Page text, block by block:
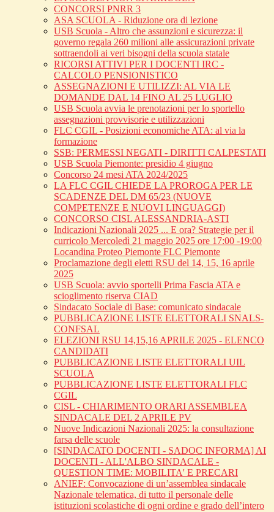
CONCORSI PNRR 3
ASA SCUOLA - Riduzione ora di lezione
USB Scuola - Altro che assunzioni e sicurezza: il
governo regala 260 milioni alle assicurazioni private
sottraendoli ai veri bisogni della scuola statale
RICORSI ATTIVI PER I DOCENTI IRC -
CALCOLO PENSIONISTICO
ASSEGNAZIONI E UTILIZZI: AL VIA LE
DOMANDE DAL 14 FINO AL 25 LUGLIO
USB Scuola avvia le prenotazioni per lo sportello
assegnazioni provvisorie e utilizzazioni
FLC CGIL - Posizioni economiche ATA: al via la
formazione
SSB: PERMESSI NEGATI - DIRITTI CALPESTATI
USB Scuola Piemonte: presidio 4 giugno
Concorso 24 mesi ATA 2024/2025
LA FLC CGIL CHIEDE LA PROROGA PER LE
SCADENZE DEL DM 65/23 (NUOVE
COMPETENZE E NUOVI LINGUAGGI)
CONCORSO CISL ALESSANDRIA-ASTI
Indicazioni Nazionali 2025 ... E ora? Strategie per il
curricolo Mercoledì 21 maggio 2025 ore 17:00 -19:00
Locandina Proteo Piemonte FLC Piemonte
Proclamazione degli eletti RSU del 14, 15, 16 aprile
2025
USB Scuola: avvio sportelli Prima Fascia ATA e
scioglimento riserva CIAD
Sindacato Sociale di Base: comunicato sindacale
PUBBLICAZIONE LISTE ELETTORALI SNALS-
CONFSAL
ELEZIONI RSU 14,15,16 APRILE 2025 - ELENCO
CANDIDATI
PUBBLICAZIONE LISTE ELETTORALI UIL
SCUOLA
PUBBLICAZIONE LISTE ELETTORALI FLC
CGIL
CISL - CHIARIMENTO ORARI ASSEMBLEA
SINDACALE DEL 2 APRILE PV
Nuove Indicazioni Nazionali 2025: la consultazione
farsa delle scuole
[SINDACATO DOCENTI - SADOC INFORMA] AI
DOCENTI - ALL'ALBO SINDACALE -
QUESTION TIME: MOBILITA' E PRECARI
ANIEF: Convocazione di un’assemblea sindacale
Nazionale telematica, di tutto il personale delle
istituzioni scolastiche di ogni ordine e grado dell’intero